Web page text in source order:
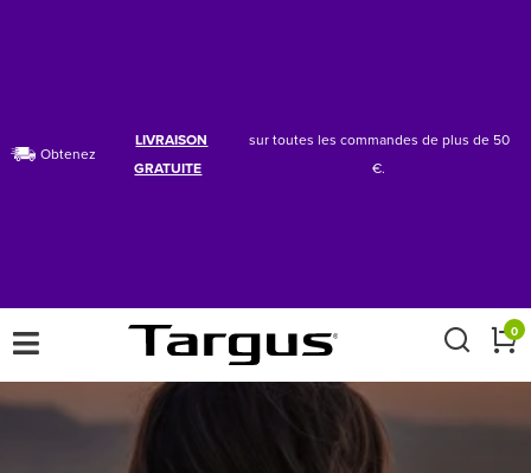
Obtenez
LIVRAISON
GRATUITE
sur toutes les commandes de plus de 50
€.
× 0